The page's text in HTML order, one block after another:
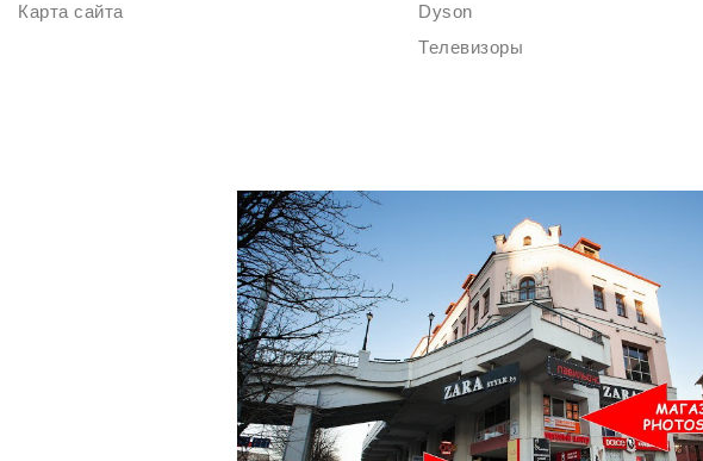
Карта сайта
Dyson
Телевизоры